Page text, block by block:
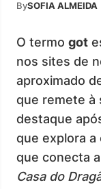
BySOFIA ALMEIDA
O termo got
nos sites de
aproximado
que remete à
destaque
que explora a
que conecta
Casa do